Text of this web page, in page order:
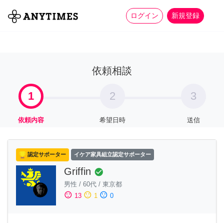
ログイン 新規登録
全て 家事 more_horiz
依頼相談
1
依頼内容
2
希望日時
3
送信
認定サポーター イケア家具組立認定サポーター
Griffin check_circle
男性 / 60代 / 東京都
sentiment_satisfied 13 sentiment_neutral 1 sentiment_dissatisfied 0